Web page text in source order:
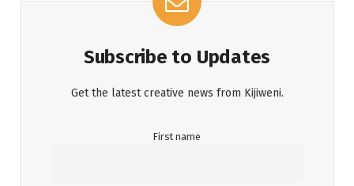
Subscribe to Updates
Get the latest creative news from Kijiweni.
First name